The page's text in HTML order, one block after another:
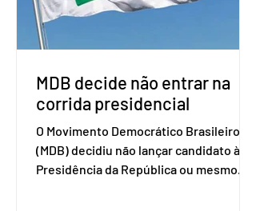
retomada das negociações de um
acordo do Mercosul com a Coreia”,
disse o presiden
MDB decide não entrar na
corrida presidencial
O Movimento Democrático Brasileiro
(MDB) decidiu não lançar candidato à
Presidência da República ou mesmo